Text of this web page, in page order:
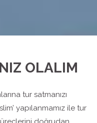
OLALIM
tur satmanızı
yapılanmamız ile tur